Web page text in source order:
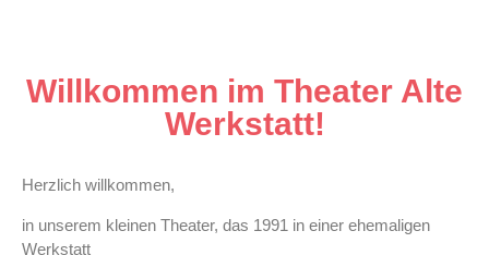
Willkommen im Theater Alte
Werkstatt!
Herzlich willkommen,
in unserem kleinen Theater, das 1991 in einer ehemaligen
Werkstatt